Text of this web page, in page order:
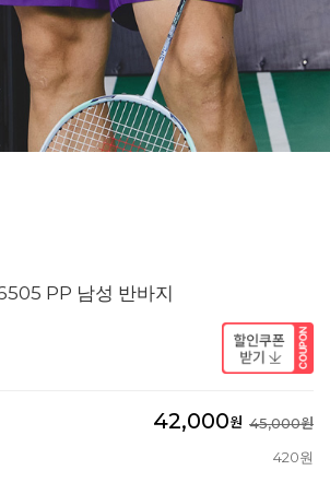
PP 남성 반바지
42,000원 45,000원
420원